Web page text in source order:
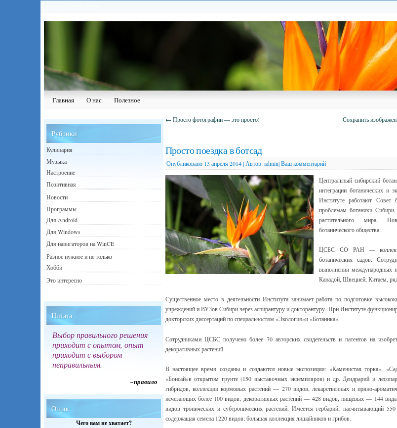
Главная О нас Полезное
← Просто фотографии — это просто!
Сохранить
Просто поездка в ботсад
Опубликовано 13 апреля 2014|Автор: admin| Ваш комментарий
Центральный сибирский
интеграции ботанических и
Институте работают Совет
проблемам ботаники
растительного мира,
ботанического общества.
ЦСБС СО РАН —
ботанических садов.
выполнении международных
Канадой, Швецией, Китаем,
Существенное место в деятельности Института занимает работа по подготовке
учреждений и ВУЗов Сибири через аспирантуру и докторантуру. При Институте
докторских диссертаций по специальностям «Экология»и «Ботаника».
Сотрудниками ЦСБС получено более 70 авторских свидетельств и патентов на
декоративных растений.
В настоящее время созданы и создаются новые экспозиции: «Каменистая горка»,
«Бонсай»в открытом грунте (150 выставочных экземпляров) и др. Дендрарий и
гибридов, коллекции кормовых растений — 270 видов, лекарственных и пряно-
исчезающих более 100 видов, декоративных растений — 428 видов, пищевых — 144
видов тропических и субтропических растений. Имеется гербарий, насчитывающий
содержащая семена 1220 видов; большая коллекция лишайников и грибов.
Рубрики
Кулинария
Музыка
Настроение
Позитивная
Новости
Программы
Для Android
Для Windows
Для навигаторов на WinCE
Разное нужное и не только
Хобби
Это интересно
Цитата
Выбор правильного решения
приходит с опытом, опыт
приходит с выбором
неправильным.
~правило
Опрос
Чего вам не хватает?